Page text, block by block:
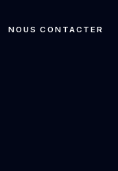
NOUS CONTACTER